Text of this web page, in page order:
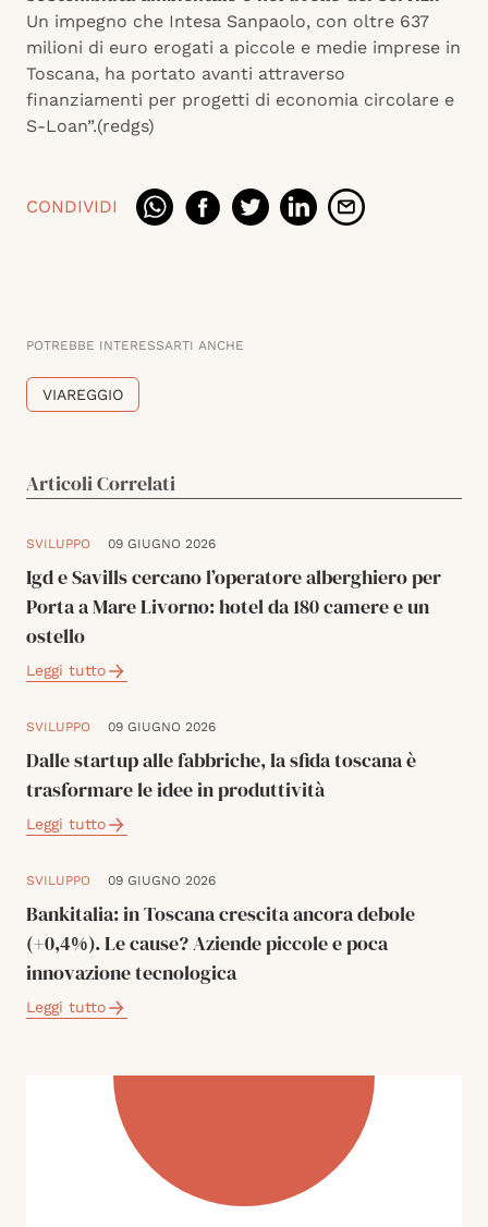
Un impegno che Intesa Sanpaolo, con oltre 637
milioni di euro erogati a piccole e medie imprese in
Toscana, ha portato avanti attraverso
finanziamenti per progetti di economia circolare e
S-Loan”.(redgs)
CONDIVIDI
POTREBBE INTERESSARTI ANCHE
VIAREGGIO
Articoli Correlati
SVILUPPO 09 GIUGNO 2026
Igd e Savills cercano l’operatore alberghiero per
Porta a Mare Livorno: hotel da 180 camere e un
ostello
Leggi tutto
SVILUPPO 09 GIUGNO 2026
Dalle startup alle fabbriche, la sfida toscana è
trasformare le idee in produttività
Leggi tutto
SVILUPPO 09 GIUGNO 2026
Bankitalia: in Toscana crescita ancora debole
(+0,4%). Le cause? Aziende piccole e poca
innovazione tecnologica
Leggi tutto